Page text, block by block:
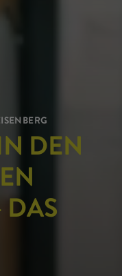
DEN
DAS